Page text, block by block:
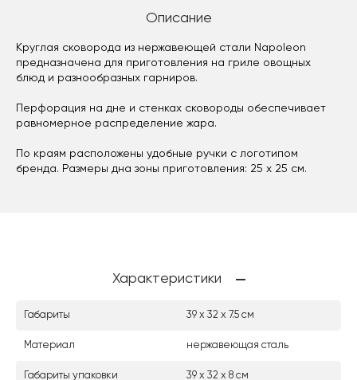
Описание
Круглая сковорода из нержавеющей стали Napoleon
предназначена для приготовления на гриле овощных
блюд и разнообразных гарниров.
Перфорация на дне и стенках сковороды обеспечивает
равномерное распределение жара.
По краям расположены удобные ручки с логотипом
бренда. Размеры дна зоны приготовления: 25 х 25 см.
Характеристики
Габариты 39 х 32 х 7.5 см
Материал нержавеющая сталь
Габариты упаковки 39 х 32 х 8 см